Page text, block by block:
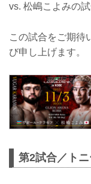
vs. 松嶋こよみの
この試合をご期待
び申し上げます。
第2試合／ト